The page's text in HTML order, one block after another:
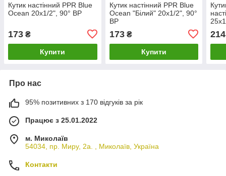
Кутик настінний PPR Blue
Ocean 20х1/2", 90° ВР
173 ₴
Купити
Кутик настінний PPR Blue
Ocean "Білий" 20х1/2", 90°
ВР
173₴
Купити
214
Про нас
95% позитивних з 170 відгуків за рік
Працює з 25.01.2022
м. Миколаїв
54034, пр. Миру, 2а. , Миколаїв, Україна
Контакти